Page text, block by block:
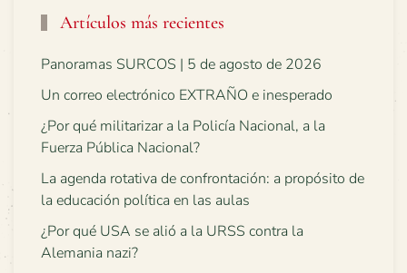
Artículos más recientes
Panoramas SURCOS | 5 de agosto de 2026
Un correo electrónico EXTRAÑO e inesperado
¿Por qué militarizar a la Policía Nacional, a la
Fuerza Pública Nacional?
La agenda rotativa de confrontación: a propósito de
la educación política en las aulas
¿Por qué USA se alió a la URSS contra la
Alemania nazi?